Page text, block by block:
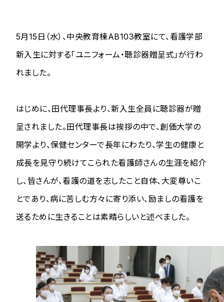
5月15日（水）、中央教育棟AB103教室にて、看護学部
新入生に対する「ユニフォーム・聴診器贈呈式」が行わ
れました。
はじめに、田代理事長より、新入生全員に聴診器が贈
呈されました。田代理事長は挨拶の中で、創価大学の
開学より、保健センターで長年にわたり、学生の健康と
成長を見守り続けてこられた看護師さんの生涯を紹介
し、皆さんが、看護の道を志したこと自体、大変尊いこ
とであり、病に苦しむ方々に寄り添い、励ましの看護を
送るために生きることは素晴らしいと述べました。